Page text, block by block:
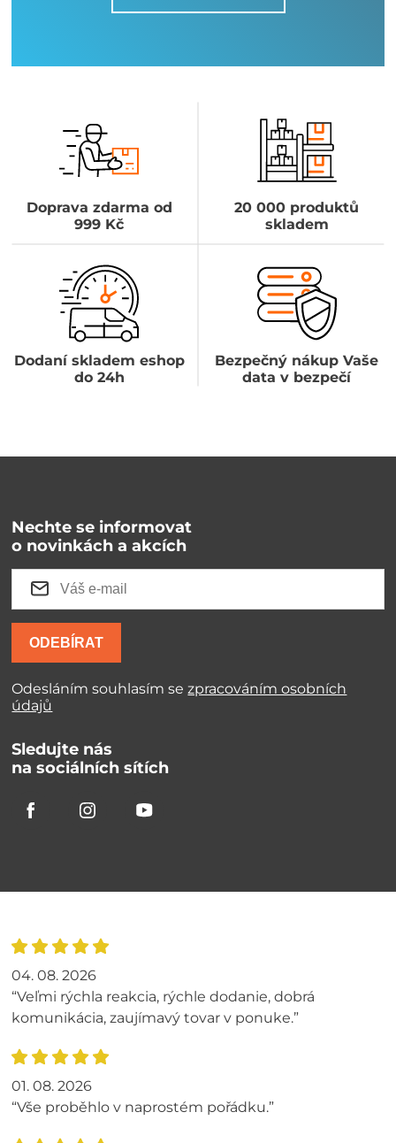
Doprava zdarma od
999 Kč
20 000 produktů
skladem
Dodaní skladem eshop
do 24h
Bezpečný nákup Vaše
data v bezpečí
Nechte se informovat
o novinkách a akcích
ODEBÍRAT
Odesláním souhlasím sezpracováním osobních
údajů
Sledujte nás
na sociálních sítích
04. 08. 2026
“Veľmi rýchla reakcia, rýchle dodanie, dobrá
komunikácia, zaujímavý tovar v ponuke.”
01. 08. 2026
“Vše proběhlo v naprostém pořádku.”